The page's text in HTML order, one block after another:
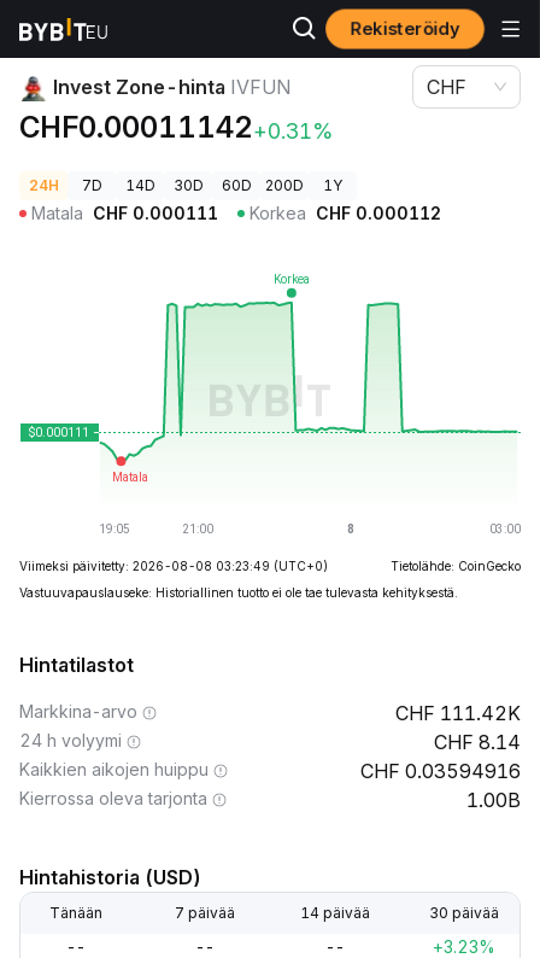
Rekisteröidy
Kryptohinnat Invest Zone-hinta IVFUN
Invest Zone-hinta IVFUN
CHF0.00011142+0.31%
CHF
24H 7D 14D 30D 60D 200D 1Y
Matala CHF 0.000111 Korkea CHF 0.000112
Viimeksi päivitetty: 2026-08-08 03:23:49 (UTC+0)
Tietolähde: CoinGecko
Vastuuvapauslauseke: Historiallinen tuotto ei ole tae tulevasta kehityksestä.
Hintatilastot
Markkina-arvo 111.42K
24 h volyymi 8.14
Kaikkien aikojen huippu 0.03594916
Kierrossa oleva tarjonta 1.00B
Hintahistoria (USD)
Tänään 7 päivää 14 päivää 30 päivää
-- -- -- +3.23%